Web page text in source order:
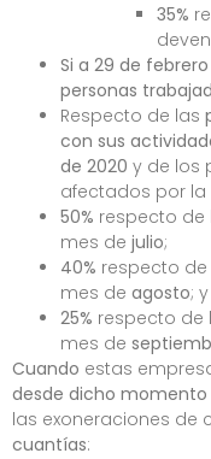
35%
Si a 29 de
personas
Respecto de las
con sus
de 2020 y de los
afectados por la
50% respecto de
mes de julio;
40% respecto
mes de agosto; y
25% respecto de
mes de
Cuando estas
desde dicho momento
las exoneraciones de
cuantías: